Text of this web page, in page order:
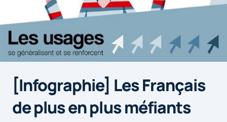
[Infographie] Les Français
de plus en plus méfiants